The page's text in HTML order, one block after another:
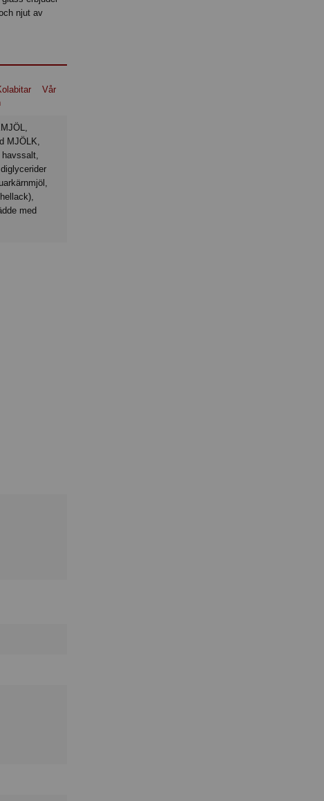
njut av
Vår
MJÖLK,
havssalt,
med